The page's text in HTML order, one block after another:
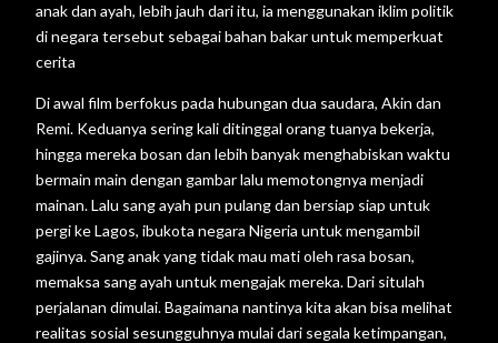
anak dan ayah, lebih jauh dari itu, ia menggunakan iklim politik
di negara tersebut sebagai bahan bakar untuk memperkuat
cerita
Di awal film berfokus pada hubungan dua saudara, Akin dan
Remi. Keduanya sering kali ditinggal orang tuanya bekerja,
hingga mereka bosan dan lebih banyak menghabiskan waktu
bermain main dengan gambar lalu memotongnya menjadi
mainan. Lalu sang ayah pun pulang dan bersiap siap untuk
pergi ke Lagos, ibukota negara Nigeria untuk mengambil
gajinya. Sang anak yang tidak mau mati oleh rasa bosan,
memaksa sang ayah untuk mengajak mereka. Dari situlah
perjalanan dimulai. Bagaimana nantinya kita akan bisa melihat
realitas sosial sesungguhnya mulai dari segala ketimpangan,